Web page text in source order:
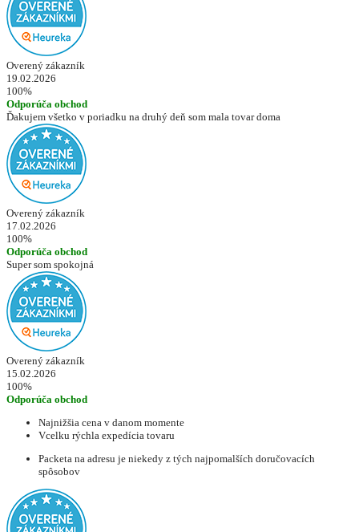
Overený zákazník
19.02.2026
100%
Odporúča obchod
Ďakujem všetko v poriadku na druhý deň som mala tovar doma
Overený zákazník
17.02.2026
100%
Odporúča obchod
Super som spokojná
Overený zákazník
15.02.2026
100%
Odporúča obchod
Najnižšia cena v danom momente
Vcelku rýchla expedícia tovaru
Packeta na adresu je niekedy z tých najpomalších doručovacích
spôsobov